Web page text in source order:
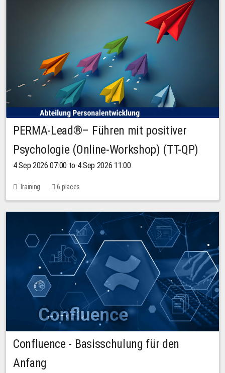
PERMA-Lead®– Führen mit positiver
Psychologie (Online-Workshop) (TT-QP)
4 Sep 2026 07:00 to 4 Sep 2026 11:00
Training 6 places
Confluence - Basisschulung für den
Anfang